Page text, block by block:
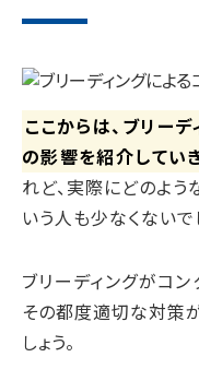
ここからは、ブリー
の影響を紹介していき
れど、実際にどのよ
いう人も少なくないで
ブリーディングがコ
その都度適切な対策
しょう。